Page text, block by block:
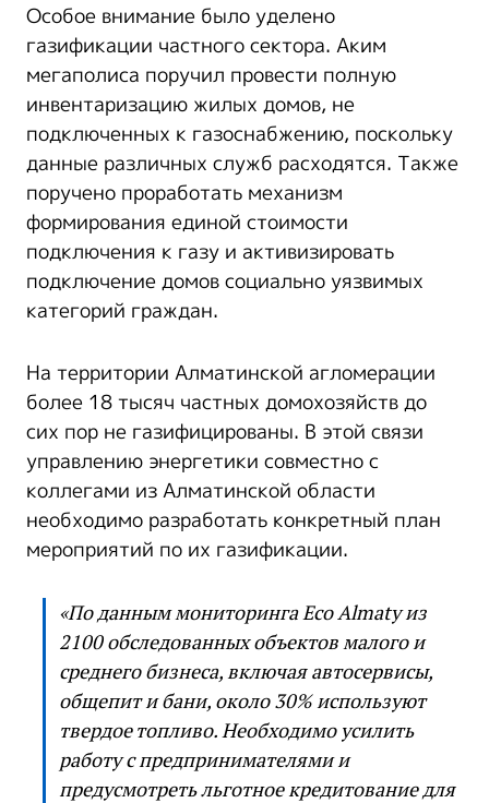
Особое внимание было уделено
газификации частного сектора. Аким
мегаполиса поручил провести полную
инвентаризацию жилых домов, не
подключенных к газоснабжению, поскольку
данные различных служб расходятся. Также
поручено проработать механизм
формирования единой стоимости
подключения к газу и активизировать
подключение домов социально уязвимых
категорий граждан.
На территории Алматинской агломерации
более 18 тысяч частных домохозяйств до
сих пор не газифицированы. В этой связи
управлению энергетики совместно с
коллегами из Алматинской области
необходимо разработать конкретный план
мероприятий по их газификации.
«По данным мониторинга Eco Almaty из
2100 обследованных объектов малого и
среднего бизнеса, включая автосервисы,
общепит и бани, около 30% используют
твердое топливо. Необходимо усилить
работу с предпринимателями и
предусмотреть льготное кредитование для